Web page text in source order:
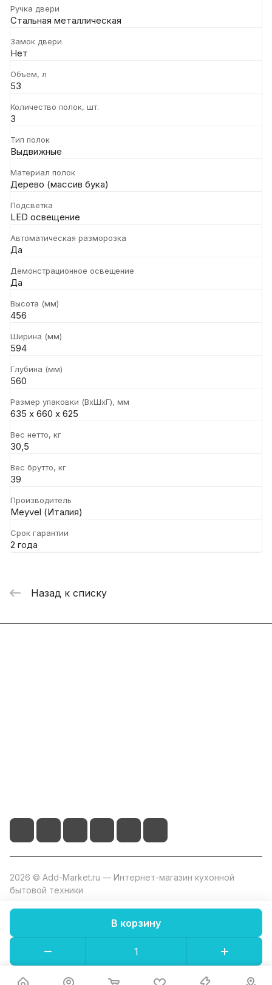
В корзину
Ручка двери
Стальная металлическая
Замок двери
Нет
Объем, л
53
Количество полок, шт.
3
Тип полок
Выдвижные
Материал полок
Дерево (массив бука)
Подсветка
LED освещение
Автоматическая разморозка
Да
Демонстрационное освещение
Да
Высота (мм)
456
Ширина (мм)
594
Глубина (мм)
560
Размер упаковки (ВxШxГ), мм
635 х 660 х 625
Вес нетто, кг
30,5
Вес брутто, кг
39
Производитель
Meyvel (Италия)
Срок гарантии
2 года
Назад к списку
2026 © Add-Market.ru — Интернет-магазин кухонной
бытовой техники